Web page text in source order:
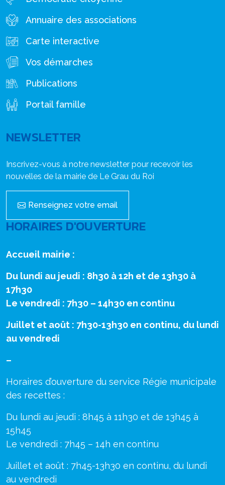
Annuaire des associations
Carte interactive
Vos démarches
Publications
Portail famille
NEWSLETTER
Inscrivez-vous à notre newsletter pour recevoir les
nouvelles de la mairie de Le Grau du Roi
Renseignez votre email
HORAIRES D'OUVERTURE
Accueil mairie :
Du lundi au jeudi : 8h30 à 12h et de 13h30 à
17h30
Le vendredi : 7h30 – 14h30 en continu
Juillet et août : 7h30-13h30 en continu, du lundi
au vendredi
–
Horaires d’ouverture du service Régie municipale
des recettes :
Du lundi au jeudi : 8h45 à 11h30 et de 13h45 à
15h45
Le vendredi : 7h45 – 14h en continu
Juillet et août : 7h45-13h30 en continu, du lundi
au vendredi